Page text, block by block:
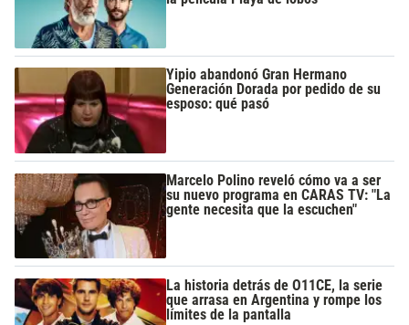
Yipio abandonó Gran Hermano
Generación Dorada por pedido de su
esposo: qué pasó
Marcelo Polino reveló cómo va a ser
su nuevo programa en CARAS TV: "La
gente necesita que la escuchen"
La historia detrás de O11CE, la serie
que arrasa en Argentina y rompe los
límites de la pantalla